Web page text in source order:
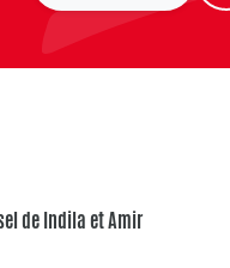
de Indila et Amir